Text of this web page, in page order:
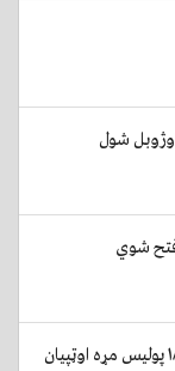
ننګرهار: بټي کوټ کې ۳ ټانګونه، ۱ رینجر ویجاړ، ۱۸ پولیس مړه اوټپيان